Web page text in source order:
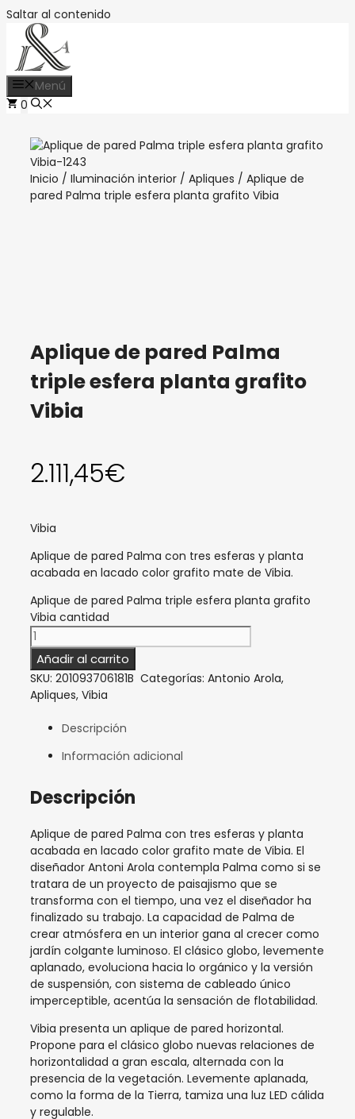
Saltar al contenido
Menú
0
Inicio / Iluminación interior / Apliques / Aplique de
pared Palma triple esfera planta grafito Vibia
Aplique de pared Palma
triple esfera planta grafito
Vibia
2.111,45€
Vibia
Aplique de pared Palma con tres esferas y planta
acabada en lacado color grafito mate de Vibia.
Aplique de pared Palma triple esfera planta grafito
Vibia cantidad
Añadir al carrito
SKU: 201093706181B Categorías: Antonio Arola,
Apliques, Vibia
Descripción
Información adicional
Descripción
Aplique de pared Palma con tres esferas y planta
acabada en lacado color grafito mate de Vibia. El
diseñador Antoni Arola contempla Palma como si se
tratara de un proyecto de paisajismo que se
transforma con el tiempo, una vez el diseñador ha
finalizado su trabajo. La capacidad de Palma de
crear atmósfera en un interior gana al crecer como
jardín colgante luminoso. El clásico globo, levemente
aplanado, evoluciona hacia lo orgánico y la versión
de suspensión, con sistema de cableado único
imperceptible, acentúa la sensación de flotabilidad.
Vibia presenta un aplique de pared horizontal.
Propone para el clásico globo nuevas relaciones de
horizontalidad a gran escala, alternada con la
presencia de la vegetación. Levemente aplanada,
como la forma de la Tierra, tamiza una luz LED cálida
y regulable.